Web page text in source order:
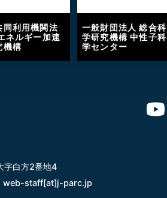
同利用機関法
ネルギー加速
機構
一般財団法人 総合科
学研究機構 中性子科
学センター
字白方2番地4
web-staff[at]j-parc.jp